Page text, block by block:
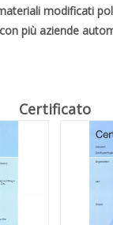
modificati
più aziende
Certificato